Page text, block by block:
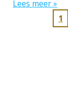
Lees meer »
1